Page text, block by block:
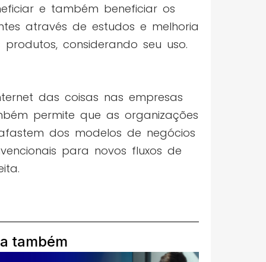
e também beneficiar os
através de estudos e melhoria
produtos, considerando seu uso.
das coisas nas empresas
permite que as organizações
dos modelos de negócios
para novos fluxos de
também